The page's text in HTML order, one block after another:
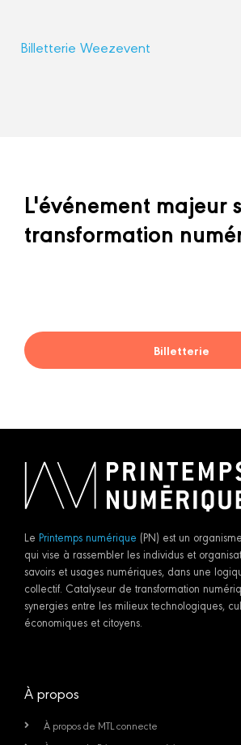
Billetterie Weezevent
L'événement majeur
transformation
Billetterie
Le Printemps numérique (PN) est un
qui vise à rassembler les individus et
savoirs et usages numériques, dans une
collectif. Catalyseur de transformation
synergies entre les milieux technologiques,
économiques et citoyens.
À propos
À propos de MTL connecte